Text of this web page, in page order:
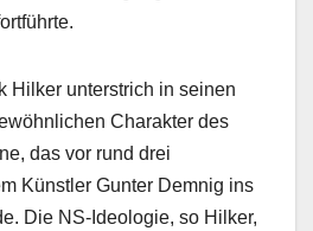
Hilker unterstrich in seinen
Charakter des
das vor rund drei
Künstler Gunter Demnig ins
Die NS-Ideologie, so Hilker,